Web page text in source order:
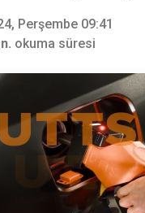
Perşembe 09:41
okuma süresi